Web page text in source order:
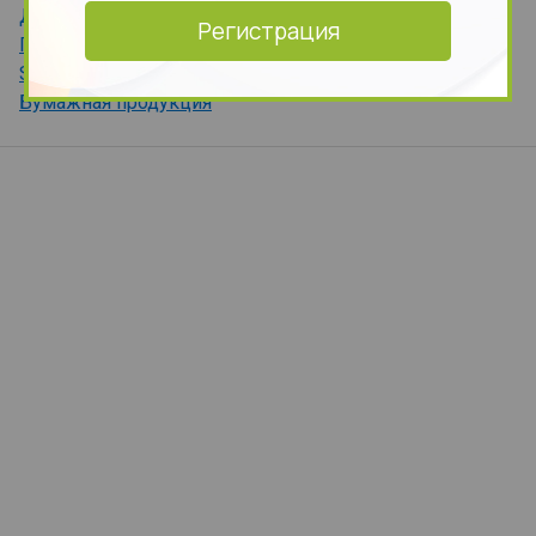
Регистрация
Детская косметика
Подарочный набор
Sale
Бумажная продукция